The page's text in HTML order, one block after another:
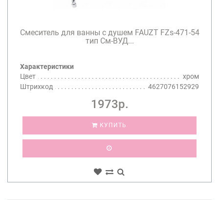
Смеситель для ванны с душем FAUZT FZs-471-54
тип См-ВУД...
Характеристики
Цвет
хром
Штрихкод
4627076152929
1973р.
КУПИТЬ